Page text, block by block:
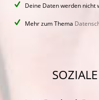
Deine Daten werden nicht
Mehr zum Thema